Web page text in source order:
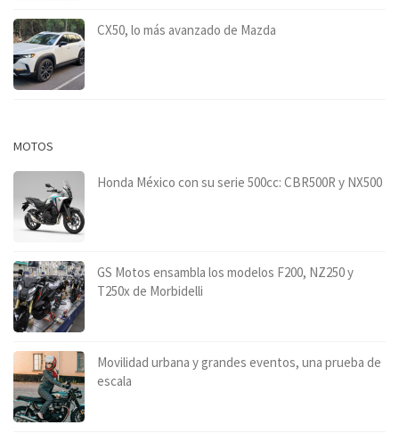
CX50, lo más avanzado de Mazda
MOTOS
Honda México con su serie 500cc: CBR500R y NX500
GS Motos ensambla los modelos F200, NZ250 y
T250x de Morbidelli
Movilidad urbana y grandes eventos, una prueba de
escala